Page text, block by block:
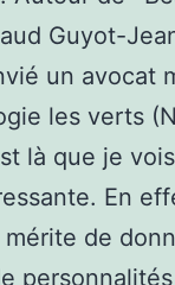
Guyot-
un avocat
les verts
là que je
En
de